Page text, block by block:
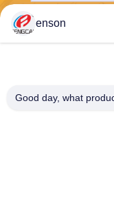
enson
Good day, what